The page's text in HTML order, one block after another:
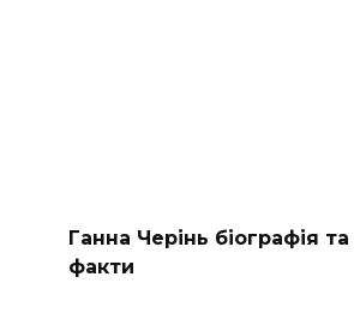
Ганна Черінь біографія та
факти